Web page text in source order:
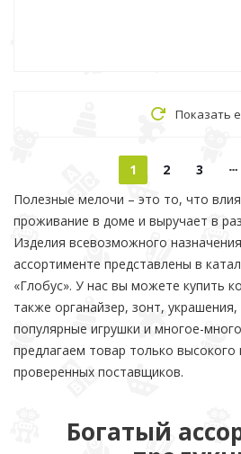
Показать
1 2 3
Полезные мелочи – это то, что
проживание в доме и выручает в
Изделия всевозможного
ассортименте представлены в
«Глобус». У нас вы можете купить
также органайзер, зонт, украшения,
популярные игрушки и многое-
предлагаем товар только высокого
проверенных поставщиков.
Богатый